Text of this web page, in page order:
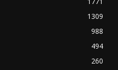
1309
988
494
260